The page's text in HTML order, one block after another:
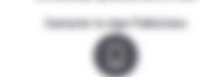
Contacter la régie Publicitaire